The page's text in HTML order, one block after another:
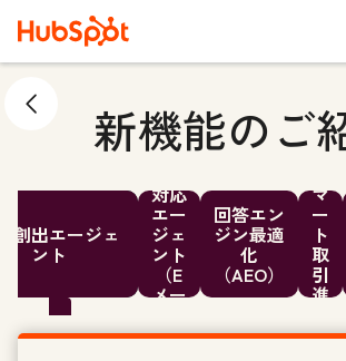
新機能のご
創出エージェ
ント
対応
エー
ジェ
ント
（E
メー
回答エン
ジン最適
化
（AEO）
マ
ー
ト
取
引
進